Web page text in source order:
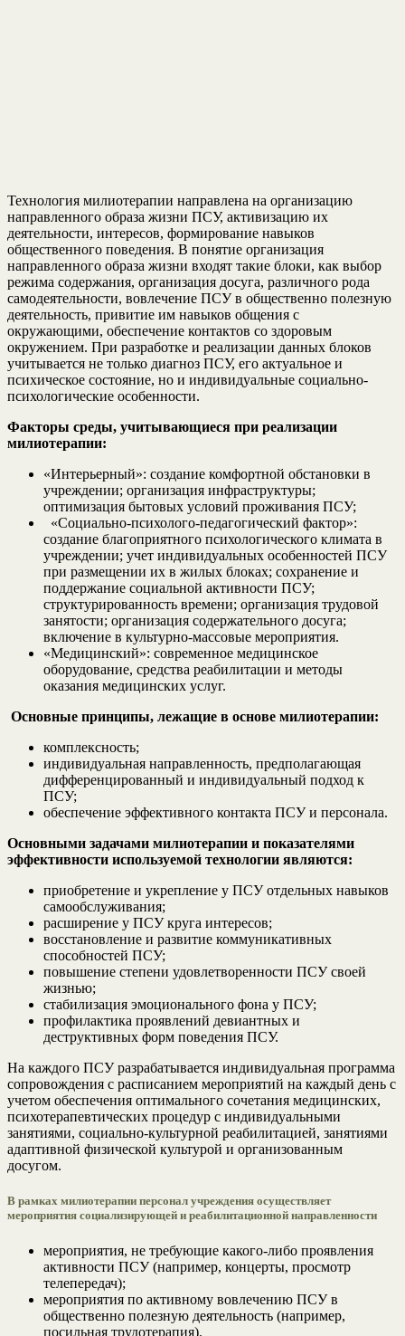
Технология милиотерапии направлена на организацию
направленного образа жизни ПСУ, активизацию их
деятельности, интересов, формирование навыков
общественного поведения. В понятие организация
направленного образа жизни входят такие блоки, как выбор
режима содержания, организация досуга, различного рода
самодеятельности, вовлечение ПСУ в общественно полезную
деятельность, привитие им навыков общения с
окружающими, обеспечение контактов со здоровым
окружением. При разработке и реализации данных блоков
учитывается не только диагноз ПСУ, его актуальное и
психическое состояние, но и индивидуальные социально-
психологические особенности.
Факторы среды, учитывающиеся при реализации
милиотерапии:
«Интерьерный»: создание комфортной обстановки в
учреждении; организация инфраструктуры;
оптимизация бытовых условий проживания ПСУ;
«Социально-психолого-педагогический фактор»:
создание благоприятного психологического климата в
учреждении; учет индивидуальных особенностей ПСУ
при размещении их в жилых блоках; сохранение и
поддержание социальной активности ПСУ;
структурированность времени; организация трудовой
занятости; организация содержательного досуга;
включение в культурно-массовые мероприятия.
«Медицинский»: современное медицинское
оборудование, средства реабилитации и методы
оказания медицинских услуг.
Основные принципы, лежащие в основе милиотерапии:
комплексность;
индивидуальная направленность, предполагающая
дифференцированный и индивидуальный подход к
ПСУ;
обеспечение эффективного контакта ПСУ и персонала.
Основными задачами милиотерапии и показателями
эффективности используемой технологии являются:
приобретение и укрепление у ПСУ отдельных навыков
самообслуживания;
расширение у ПСУ круга интересов;
восстановление и развитие коммуникативных
способностей ПСУ;
повышение степени удовлетворенности ПСУ своей
жизнью;
стабилизация эмоционального фона у ПСУ;
профилактика проявлений девиантных и
деструктивных форм поведения ПСУ.
На каждого ПСУ разрабатывается индивидуальная программа
сопровождения с расписанием мероприятий на каждый день с
учетом обеспечения оптимального сочетания медицинских,
психотерапевтических процедур с индивидуальными
занятиями, социально-культурной реабилитацией, занятиями
адаптивной физической культурой и организованным
досугом.
В рамках милиотерапии персонал учреждения осуществляет
мероприятия социализирующей и реабилитационной направленности
мероприятия, не требующие какого-либо проявления
активности ПСУ (например, концерты, просмотр
телепередач);
мероприятия по активному вовлечению ПСУ в
общественно полезную деятельность (например,
посильная трудотерапия).